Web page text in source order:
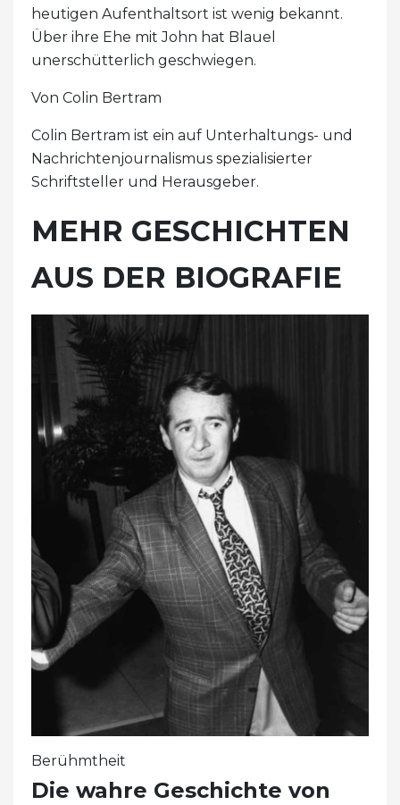
heutigen Aufenthaltsort ist wenig bekannt.
Über ihre Ehe mit John hat Blauel
unerschütterlich geschwiegen.
Von Colin Bertram
Colin Bertram ist ein auf Unterhaltungs- und
Nachrichtenjournalismus spezialisierter
Schriftsteller und Herausgeber.
MEHR GESCHICHTEN
AUS DER BIOGRAFIE
Berühmtheit
Die wahre Geschichte von